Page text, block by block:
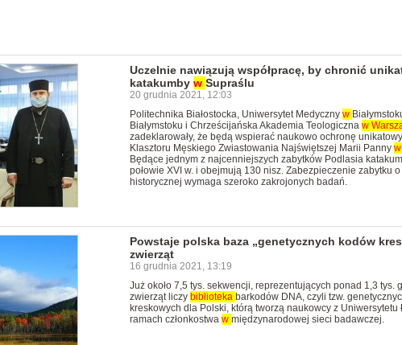
Uczelnie nawiązują współpracę, by chronić
katakumby w Supraślu
20 grudnia 2021, 12:03
Politechnika Białostocka, Uniwersytet Medyczny w
Białymstoku i Chrześcijańska Akademia Teologiczna w
zadeklarowały, że będą wspierać naukowo ochronę
Klasztoru Męskiego Zwiastowania Najświętszej Marii Panny w
Będące jednym z najcenniejszych zabytków Podlasia
połowie XVI w. i obejmują 130 nisz. Zabezpieczenie zabytku
historycznej wymaga szeroko zakrojonych badań.
Powstaje polska baza „genetycznych kodów
zwierząt
16 grudnia 2021, 13:19
Już około 7,5 tys. sekwencji, reprezentujących ponad 1,3 tys.
zwierząt liczy biblioteka barkodów DNA, czyli tzw.
kreskowych dla Polski, którą tworzą naukowcy z Uniwersytetu
ramach członkostwa w międzynarodowej sieci badawczej.